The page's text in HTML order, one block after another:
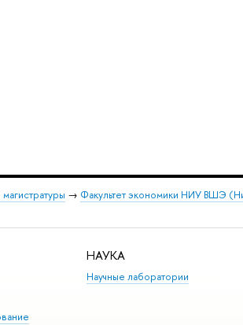
→ Факультет экономики НИУ ВШЭ
НАУКА
Научные лаборатории